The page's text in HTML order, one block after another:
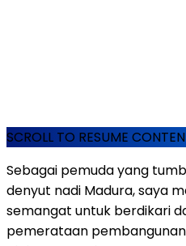
SCROLL TO RESUME
Sebagai pemuda yang
denyut nadi Madura, saya
semangat untuk berdikari
pemerataan